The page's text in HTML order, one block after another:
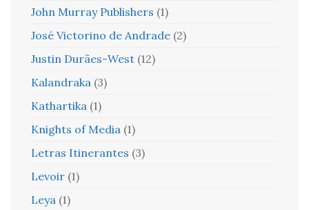
John Murray Publishers (1)
José Victorino de Andrade (2)
Justin Durães-West (12)
Kalandraka (3)
Kathartika (1)
Knights of Media (1)
Letras Itinerantes (3)
Levoir (1)
Leya (1)